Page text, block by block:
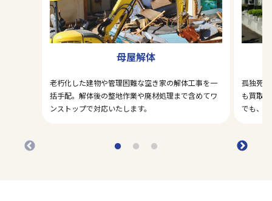
母屋解体
老朽化した建物や管理困難な空き家の解体工事を一
括手配。解体後の整地作業や廃材処理まで含めてワ
ンストップで対応いたします。
孤独死
も買取
でも、